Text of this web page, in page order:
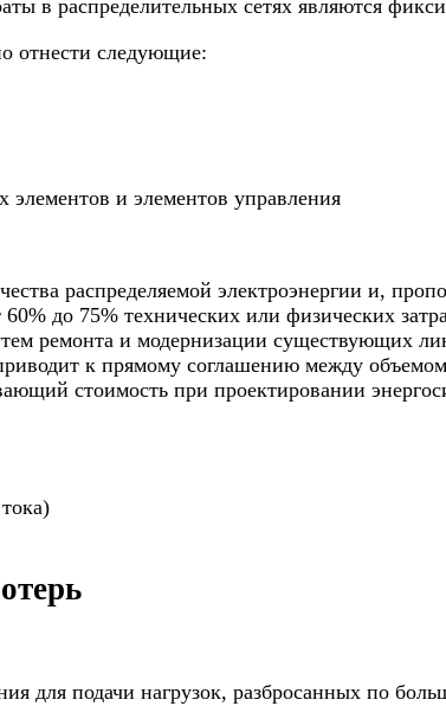
в распределительных сетях являются
отнести следующие:
и элементов управления
распределяемой электроэнергии и,
до 75% технических или физических
ремонта и модернизации существующих
к прямому соглашению между
стоимость при проектировании
для подачи нагрузок, разбросанных по